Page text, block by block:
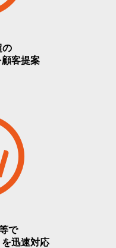
の
客提案
で
迅速対応